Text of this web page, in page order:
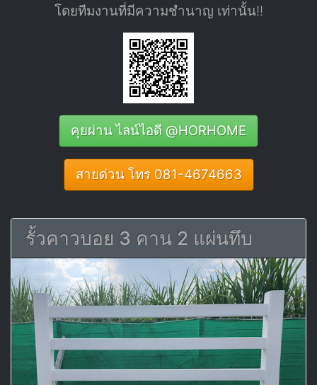
โดยทีมงานที่มีความชำนาญ เท่านั้น!!
คุยผ่าน ไลน์ไอดี @HORHOME
สายด่วน โทร 081-4674663
รั้วคาวบอย 3 คาน 2 แผ่นทึบ